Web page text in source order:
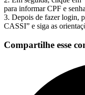
para informar CPF e
3. Depois de fazer login,
CASSI” e siga as
Compartilhe esse